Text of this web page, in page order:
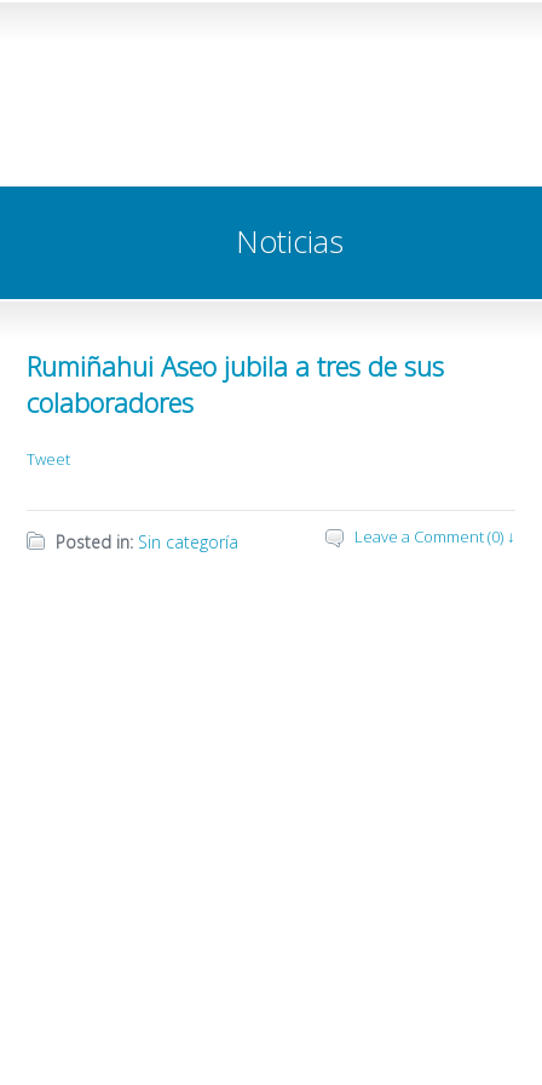
Noticias
Rumiñahui Aseo jubila a tres de sus
colaboradores
Tweet
Posted in: Sin categoría Leave a Comment (0) ↓